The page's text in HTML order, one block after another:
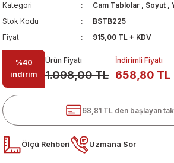
Kategori Cam Tablolar , Soyut ,
Stok Kodu
BSTB225
Fiyat
915,00 TL + KDV
%40
indirim
Ürün Fiyatı
1.098,00 TL
İndirimli Fiyatı
658,80 TL
68,81 TL den başlayan
Ölçü Rehberi Uzmana Sor